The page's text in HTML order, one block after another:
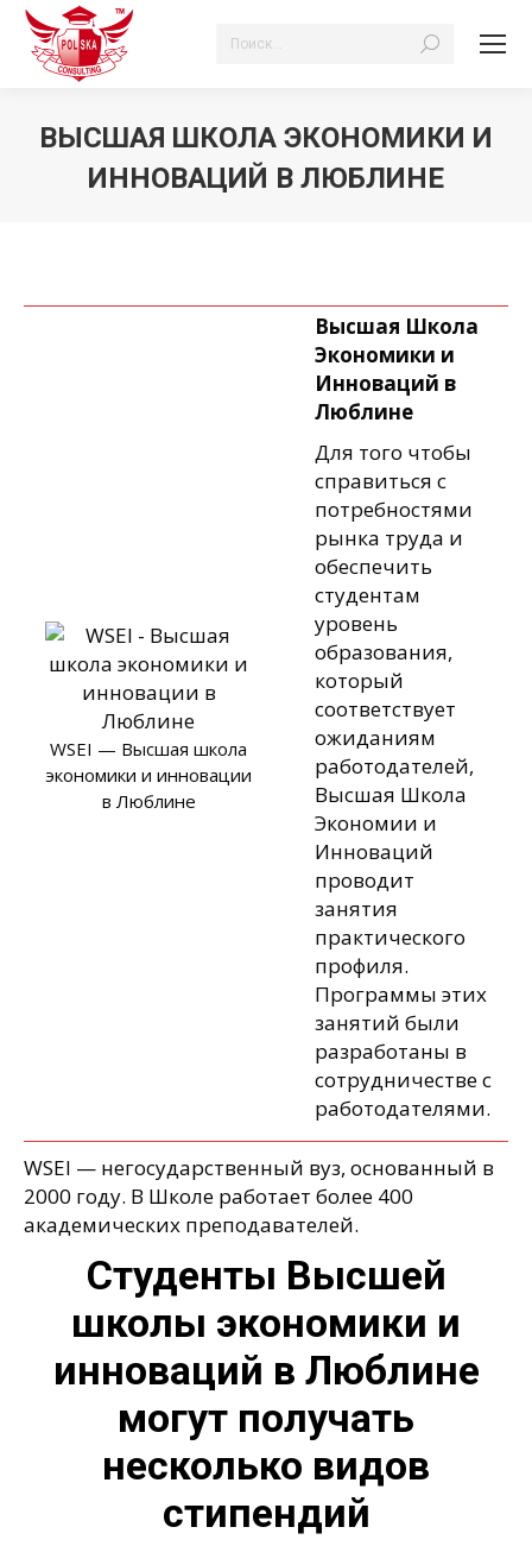
Поиск:
ВЫСШАЯ ШКОЛА ЭКОНОМИКИ И
ИННОВАЦИЙ В ЛЮБЛИНЕ
WSEI — Высшая школа
экономики и инновации
в Люблине
Высшая Школа
Экономики и
Инноваций в
Люблине
Для того чтобы
справиться с
потребностями
рынка труда и
обеспечить
студентам
уровень
образования,
который
соответствует
ожиданиям
работодателей,
Высшая Школа
Экономии и
Инноваций
проводит
занятия
практического
профиля.
Программы этих
занятий были
разработаны в
сотрудничестве с
работодателями.
WSEI — негосударственный вуз, основанный в
2000 году. В Школе работает более 400
академических преподавателей.
Студенты Высшей
школы экономики и
инноваций в Люблине
могут получать
несколько видов
стипендий